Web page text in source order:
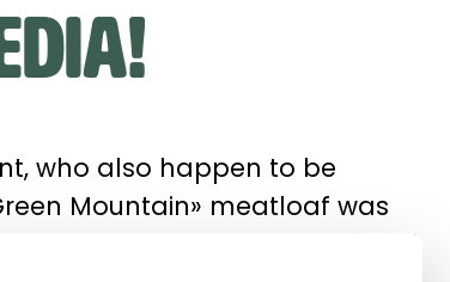
who also happen to be
Mountain» meatloaf was
clip now on our Instagram and